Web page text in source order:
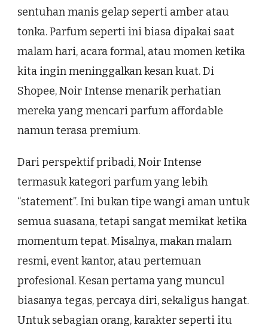
sentuhan manis gelap seperti amber atau
tonka. Parfum seperti ini biasa dipakai saat
malam hari, acara formal, atau momen ketika
kita ingin meninggalkan kesan kuat. Di
Shopee, Noir Intense menarik perhatian
mereka yang mencari parfum affordable
namun terasa premium.
Dari perspektif pribadi, Noir Intense
termasuk kategori parfum yang lebih
“statement”. Ini bukan tipe wangi aman untuk
semua suasana, tetapi sangat memikat ketika
momentum tepat. Misalnya, makan malam
resmi, event kantor, atau pertemuan
profesional. Kesan pertama yang muncul
biasanya tegas, percaya diri, sekaligus hangat.
Untuk sebagian orang, karakter seperti itu